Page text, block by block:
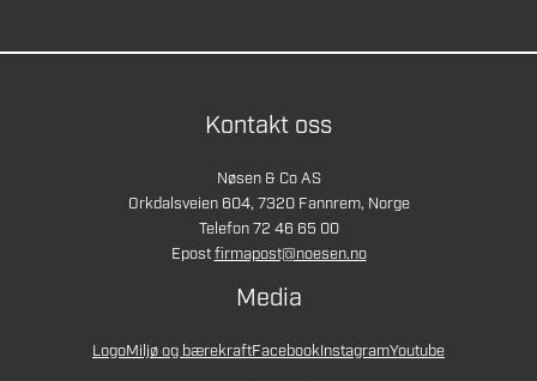
Kontakt oss
Nøsen & Co AS
Orkdalsveien 604, 7320 Fannrem, Norge
Telefon 72 46 65 00
Epostfirmapost@noesen.no
Media
LogoMiljø og bærekraftFacebookInstagramYoutube